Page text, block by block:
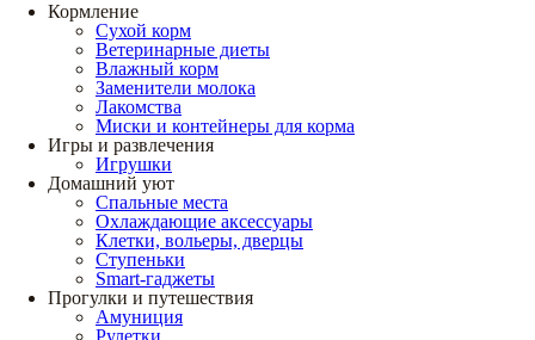
Кормление
Сухой корм
Ветеринарные диеты
Влажный корм
Заменители молока
Лакомства
Миски и контейнеры для корма
Игры и развлечения
Игрушки
Домашний уют
Спальные места
Охлаждающие аксессуары
Клетки, вольеры, дверцы
Ступеньки
Smart-гаджеты
Прогулки и путешествия
Амуниция
Рулетки